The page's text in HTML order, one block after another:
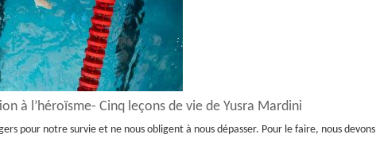
à l’héroïsme- Cinq leçons de vie de Yusra Mardini
pour notre survie et ne nous obligent à nous dépasser. Pour le faire, nous devons